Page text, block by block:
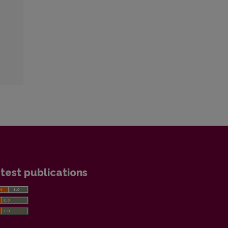
publications